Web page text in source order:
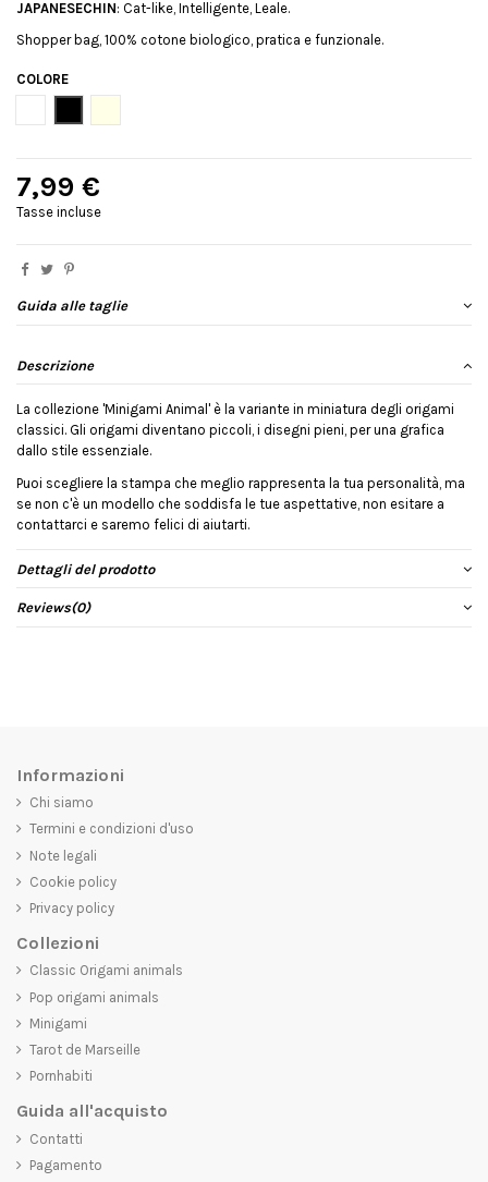
JAPANESECHIN: Cat-like, Intelligente, Leale.
Shopper bag, 100% cotone biologico, pratica e funzionale.
COLORE
7,99 €
Tasse incluse
Guida alle taglie
Descrizione
La collezione 'Minigami Animal' è la variante in miniatura degli origami
classici. Gli origami diventano piccoli, i disegni pieni, per una grafica
dallo stile essenziale.
Puoi scegliere la stampa che meglio rappresenta la tua personalità, ma
se non c'è un modello che soddisfa le tue aspettative, non esitare a
contattarci e saremo felici di aiutarti.
Dettagli del prodotto
Reviews(0)
Informazioni
Chi siamo
Termini e condizioni d'uso
Note legali
Cookie policy
Privacy policy
Collezioni
Classic Origami animals
Pop origami animals
Minigami
Tarot de Marseille
Pornhabiti
Guida all'acquisto
Contatti
Pagamento